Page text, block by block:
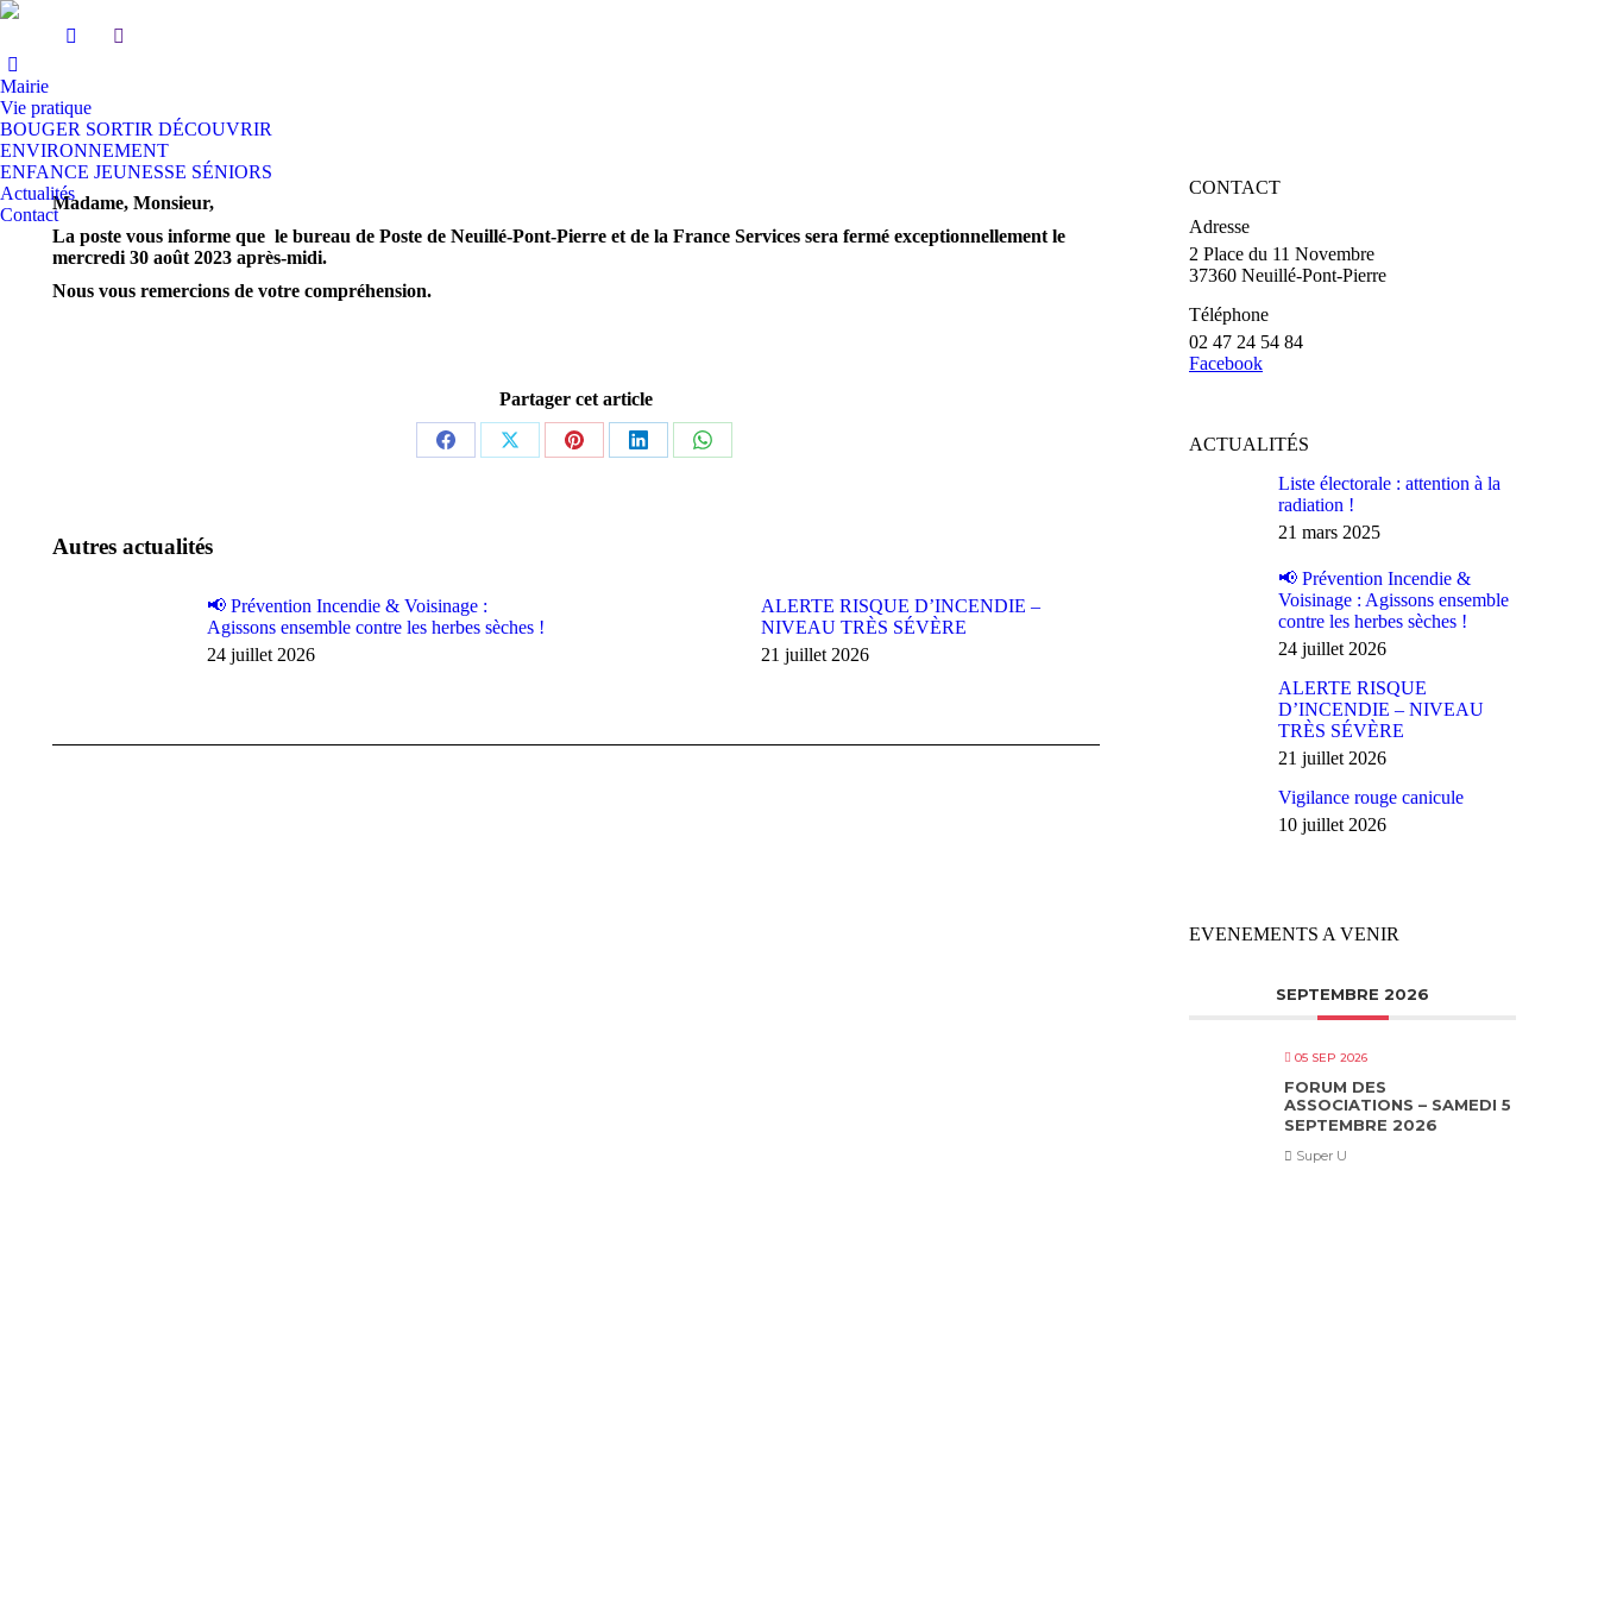
Mairie
Vie pratique
BOUGER SORTIR DÉCOUVRIR
ENVIRONNEMENT
ENFANCE JEUNESSE SÉNIORS
Actualités
Contact
Madame, Monsieur,
La poste vous informe que le bureau de Poste de Neuillé-Pont-Pierre et de la France Services sera fermé exceptionnellement le
mercredi 30 août 2023 après-midi.
Nous vous remercions de votre compréhension.
Partager cet article
PartagerPartagerPartagerPartagerPartager
Autres actualités
📢 Prévention Incendie & Voisinage :
Agissons ensemble contre les herbes sèches !
24 juillet 2026
ALERTE RISQUE D’INCENDIE –
NIVEAU TRÈS SÉVÈRE
21 juillet 2026
CONTACT
Adresse
2 Place du 11 Novembre
37360 Neuillé-Pont-Pierre
Téléphone
02 47 24 54 84
Facebook
ACTUALITÉS
Liste électorale : attention à la
radiation !
21 mars 2025
📢 Prévention Incendie &
Voisinage : Agissons ensemble
contre les herbes sèches !
24 juillet 2026
ALERTE RISQUE
D’INCENDIE – NIVEAU
TRÈS SÉVÈRE
21 juillet 2026
Vigilance rouge canicule
10 juillet 2026
EVENEMENTS A VENIR
SEPTEMBRE 2026
05 SEP 2026
FORUM DES
ASSOCIATIONS – SAMEDI 5
SEPTEMBRE 2026
Super U